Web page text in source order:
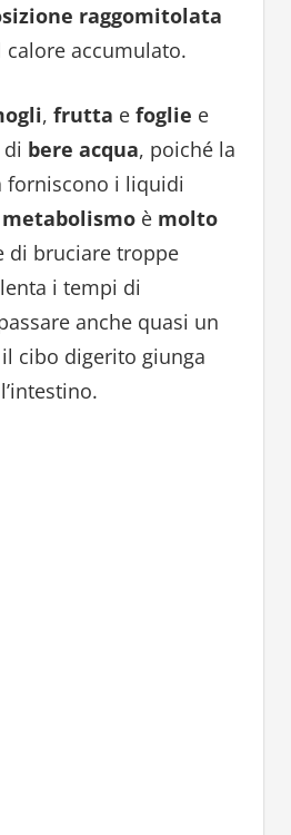
raggomitolata
calore accumulato.
, frutta efoglie e
di bere acqua, poiché la
forniscono i liquidi
metabolismo è molto
di bruciare troppe
i tempi di
anche quasi un
cibo digerito giunga